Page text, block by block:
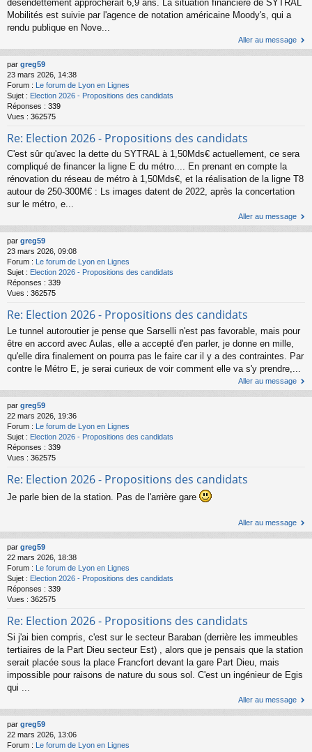
désendettement approcherait 6,9 ans. La situation financière de SYTRAL
Mobilités est suivie par l'agence de notation américaine Moody's, qui a
rendu publique en Nove...
Aller au message
par greg59
23 mars 2026, 14:38
Forum : Le forum de Lyon en Lignes
Sujet : Election 2026 - Propositions des candidats
Réponses : 339
Vues : 362575
Re: Election 2026 - Propositions des candidats
C'est sûr qu'avec la dette du SYTRAL à 1,50Mds€ actuellement, ce sera
compliqué de financer la ligne E du métro.... En prenant en compte la
rénovation du réseau de métro à 1,50Mds€, et la réalisation de la ligne T8
autour de 250-300M€ : Ls images datent de 2022, après la concertation
sur le métro, e...
Aller au message
par greg59
23 mars 2026, 09:08
Forum :
Le forum de Lyon en Lignes
Sujet : Election 2026 - Propositions des candidats
Réponses : 339
Vues : 362575
Re: Election 2026 - Propositions des candidats
Le tunnel autoroutier je pense que Sarselli n'est pas favorable, mais pour
être en accord avec Aulas, elle a accepté d'en parler, je donne en mille,
qu'elle dira finalement on pourra pas le faire car il y a des contraintes. Par
contre le Métro E, je serai curieux de voir comment elle va s'y prendre,...
Aller au message
par greg59
22 mars 2026, 19:36
Forum : Le forum de Lyon en Lignes
Sujet : Election 2026 - Propositions des candidats
Réponses : 339
Vues : 362575
Re: Election 2026 - Propositions des candidats
Je parle bien de la station. Pas de l'arrière gare
Aller au message
par greg59
22 mars 2026, 18:38
Forum : Le forum de Lyon en Lignes
Sujet : Election 2026 - Propositions des candidats
Réponses : 339
Vues : 362575
Re: Election 2026 - Propositions des candidats
Si j'ai bien compris, c'est sur le secteur Baraban (derrière les immeubles
tertiaires de la Part Dieu secteur Est) , alors que je pensais que la station
serait placée sous la place Francfort devant la gare Part Dieu, mais
impossible pour raisons de nature du sous sol. C'est un ingénieur de Egis
qui ...
Aller au message
par greg59
22 mars 2026, 13:06
Forum : Le forum de Lyon en Lignes